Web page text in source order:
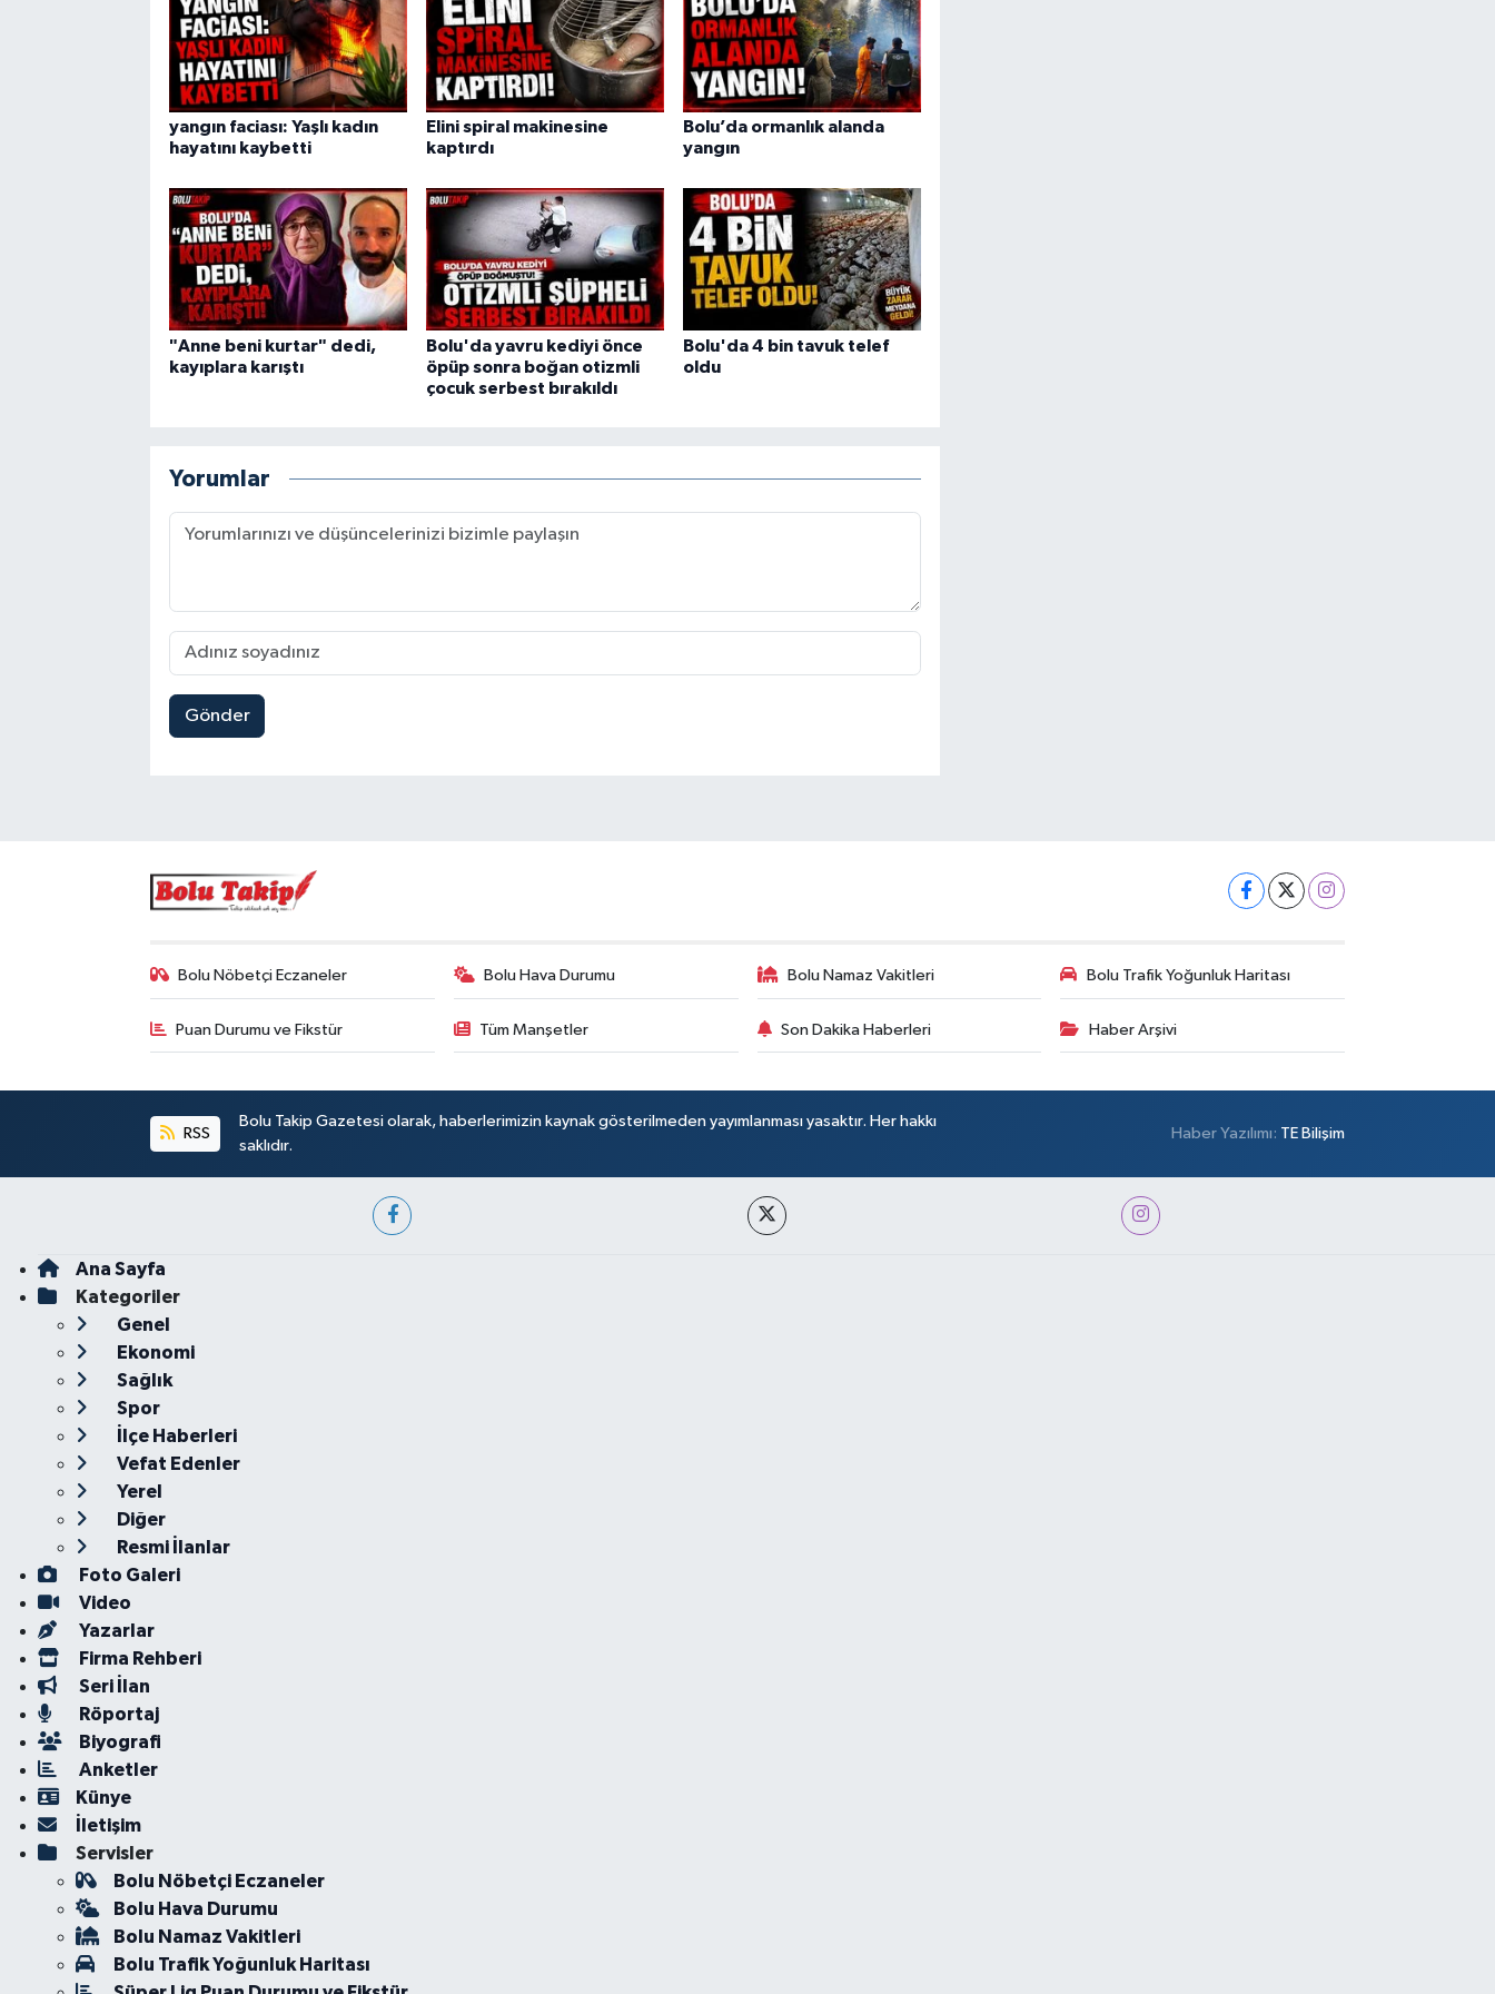
yangın faciası: Yaşlı kadın
hayatını kaybetti
Elini spiral makinesine
kaptırdı
Bolu’da ormanlık alanda
yangın
"Anne beni kurtar" dedi,
kayıplara karıştı
Bolu'da yavru kediyi önce
öpüp sonra boğan otizmli
çocuk serbest bırakıldı
Bolu'da 4 bin tavuk telef
oldu
Yorumlar
Gönder
Bolu Nöbetçi Eczaneler Bolu Hava Durumu Bolu Namaz Vakitleri Bolu Trafik Yoğunluk Haritası
Puan Durumu ve Fikstür Tüm Manşetler Son Dakika Haberleri Haber Arşivi
RSS
Bolu Takip Gazetesi olarak, haberlerimizin kaynak gösterilmeden yayımlanması yasaktır. Her hakkı
saklıdır.
Haber Yazılımı: TE Bilişim
Ana Sayfa
Kategoriler
Genel
Ekonomi
Sağlık
Spor
İlçe Haberleri
Vefat Edenler
Yerel
Diğer
Resmi İlanlar
Foto Galeri
Video
Yazarlar
Firma Rehberi
Seri İlan
Röportaj
Biyografi
Anketler
Künye
İletişim
Servisler
Bolu Nöbetçi Eczaneler
Bolu Hava Durumu
Bolu Namaz Vakitleri
Bolu Trafik Yoğunluk Haritası